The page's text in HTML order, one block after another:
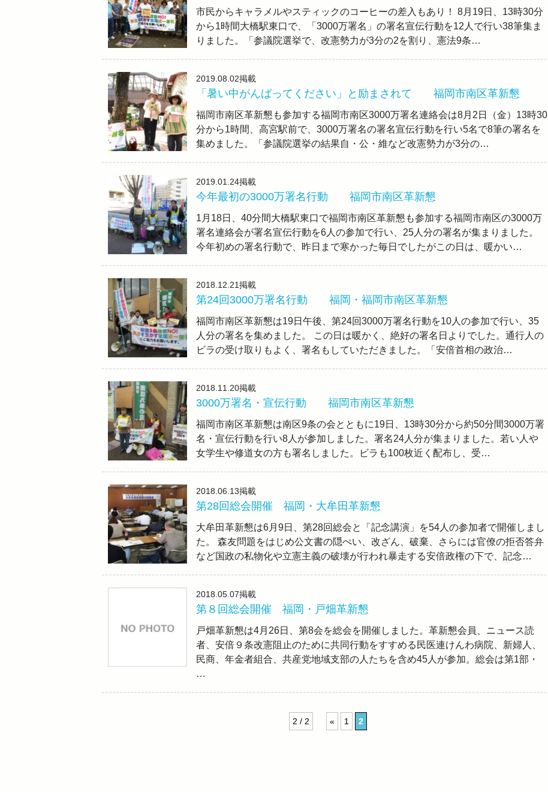
市民からキャラメルやスティックのコーヒーの差入もあり！ 8月19日、13時30分
から1時間大橋駅東口で、「3000万署名」の署名宣伝行動を12人で行い38筆集ま
りました。「参議院選挙で、改憲勢力が3分の2を割り、憲法9条…
2019.08.02掲載
「暑い中がんばってください」と励まされて 福岡市南区革新懇
福岡市南区革新懇も参加する福岡市南区3000万署名連絡会は8月2日（金）13時30
分から1時間、高宮駅前で、3000万署名の署名宣伝行動を行い5名で8筆の署名を
集めました。「参議院選挙の結果自・公・維など改憲勢力が3分の…
2019.01.24掲載
今年最初の3000万署名行動 福岡市南区革新懇
1月18日、40分間大橋駅東口で福岡市南区革新懇も参加する福岡市南区の3000万
署名連絡会が署名宣伝行動を6人の参加で行い、25人分の署名が集まりました。
今年初めの署名行動で、昨日まで寒かった毎日でしたがこの日は、暖かい…
2018.12.21掲載
第24回3000万署名行動 福岡・福岡市南区革新懇
福岡市南区革新懇は19日午後、第24回3000万署名行動を10人の参加で行い、35
人分の署名を集めました。 この日は暖かく、絶好の署名日よりでした。通行人の
ビラの受け取りもよく、署名もしていただきました。「安倍首相の政治…
2018.11.20掲載
3000万署名・宣伝行動 福岡市南区革新懇
福岡市南区革新懇は南区9条の会とともに19日、13時30分から約50分間3000万署
名・宣伝行動を行い8人が参加しました。署名24人分が集まりました。若い人や
女学生や修道女の方も署名しました。ビラも100枚近く配布し、受…
2018.06.13掲載
第28回総会開催 福岡・大牟田革新懇
大牟田革新懇は6月9日、第28回総会と「記念講演」を54人の参加者で開催しまし
た。 森友問題をはじめ公文書の隠ぺい、改ざん、破棄、さらには官僚の拒否答弁
など国政の私物化や立憲主義の破壊が行われ暴走する安倍政権の下で、記念…
2018.05.07掲載
第８回総会開催 福岡・戸畑革新懇
戸畑革新懇は4月26日、第8会を総会を開催しました。革新懇会員、ニュース読
者、安倍９条改憲阻止のために共同行動をすすめる民医連けんわ病院、新婦人、
民商、年金者組合、共産党地域支部の人たちを含め45人が参加。総会は第1部・
…
2 / 2 « 1 2